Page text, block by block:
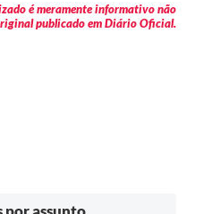
é meramente informativo não
publicado em Diário Oficial.